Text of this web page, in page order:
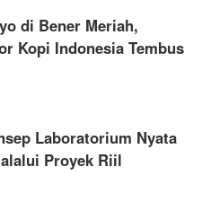
di Bener Meriah,
Kopi Indonesia Tembus
Laboratorium Nyata
Proyek Riil